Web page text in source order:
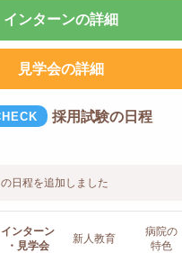
インターンの詳細
見学会の詳細
採用試験の日程
の日程を追加しました
インターン
・見学会
新人教育
病院の
特色